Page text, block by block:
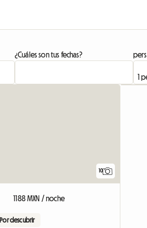
¿Cuáles son tus fechas? pers.
10
1188 MXN / noche
Por descubrir